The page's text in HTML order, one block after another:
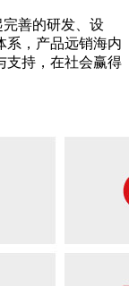
善的研发、设
系，产品远销海内
支持，在社会赢得